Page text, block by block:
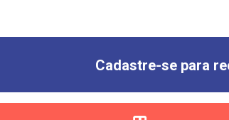
Cadastre-se para